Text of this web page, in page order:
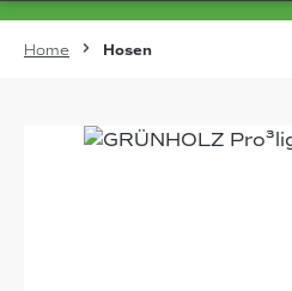
Home Hosen
Bildergalerie überspringen